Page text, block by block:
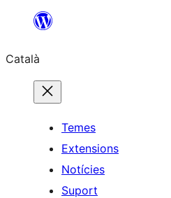
contingut
Català
Temes
Extensions
Notícies
Suport